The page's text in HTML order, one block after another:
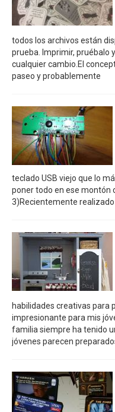
todos los archivos están
prueba. Imprimir, pruébalo
cualquier cambio.El
paseo y probablemente
teclado USB viejo que lo
poner todo en ese montón
3)Recientemente
habilidades creativas para
impresionante para mis
familia siempre ha tenido
jóvenes parecen